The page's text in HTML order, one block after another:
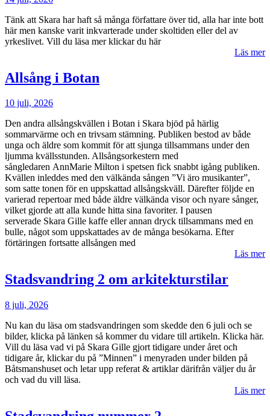
Tänk att Skara har haft så många författare över tid, alla har inte bott
här men kanske varit inkvarterade under skoltiden eller del av
yrkeslivet. Vill du läsa mer klickar du här
Läs mer
Allsång i Botan
10 juli, 2026
Den andra allsångskvällen i Botan i Skara bjöd på härlig
sommarvärme och en trivsam stämning. Publiken bestod av både
unga och äldre som kommit för att sjunga tillsammans under den
ljumma kvällsstunden. Allsångsorkestern med
sångledaren AnnMarie Milton i spetsen fick snabbt igång publiken.
Kvällen inleddes med den välkända sången ”Vi äro musikanter”,
som satte tonen för en uppskattad allsångskväll. Därefter följde en
varierad repertoar med både äldre välkända visor och nyare sånger,
vilket gjorde att alla kunde hitta sina favoriter. I pausen
serverade Skara Gille kaffe eller annan dryck tillsammans med en
bulle, något som uppskattades av de många besökarna. Efter
förtäringen fortsatte allsången med
Läs mer
Stadsvandring 2 om arkitekturstilar
8 juli, 2026
Nu kan du läsa om stadsvandringen som skedde den 6 juli och se
bilder, klicka på länken så kommer du vidare till artikeln. Klicka här.
Vill du läsa vad vi på Skara Gille gjort tidigare under året och
tidigare år, klickar du på ”Minnen” i menyraden under bilden på
Båtsmanshuset och letar upp referat & artiklar därifrån väljer du år
och vad du vill läsa.
Läs mer